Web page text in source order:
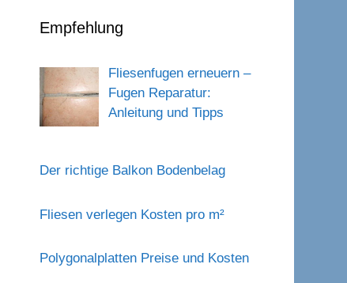
Empfehlung
Fliesenfugen erneuern –
Fugen Reparatur:
Anleitung und Tipps
Der richtige Balkon Bodenbelag
Fliesen verlegen Kosten pro m²
Polygonalplatten Preise und Kosten